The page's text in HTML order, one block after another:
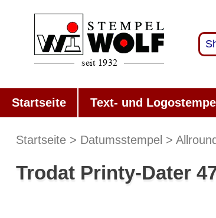
Startseite Text- und Logostempel
Startseite Datumsstempel
Trodat Printy-Dater